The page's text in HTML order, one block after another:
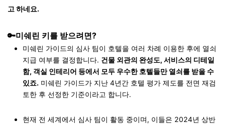
고 하네요.
🔑미쉐린 키를 받으려면?
미쉐린 가이드의 심사 팀이 호텔을 여러 차례 이용한 후에 열쇠
지급 여부를 결정합니다. 건물 외관의 완성도, 서비스의 디테일
함, 객실 인테리어 등에서 모두 우수한 호텔들만 열쇠를 받을 수
있죠. 미쉐린 가이드가 지난 4년간 호텔 평가 제도를 전면 재검
토한 후 선정한 기준이라고 합니다.
현재 전 세계에서 심사 팀이 활동 중이며, 이들은 2024년 상반